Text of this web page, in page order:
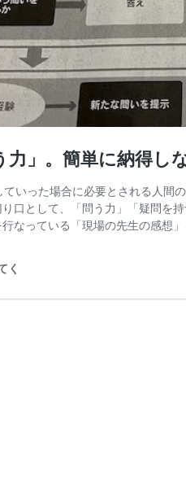
力」。簡単に納得し
いった場合に必要とされる人間
口として、「問う力」「疑問を
なっている「現場の先生の感想
く